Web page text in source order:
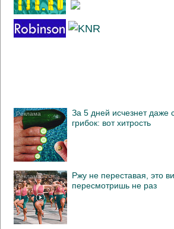
За 5 дней исчезнет даже
грибок: вот хитрость
Ржу не переставая, это
пересмотришь не раз